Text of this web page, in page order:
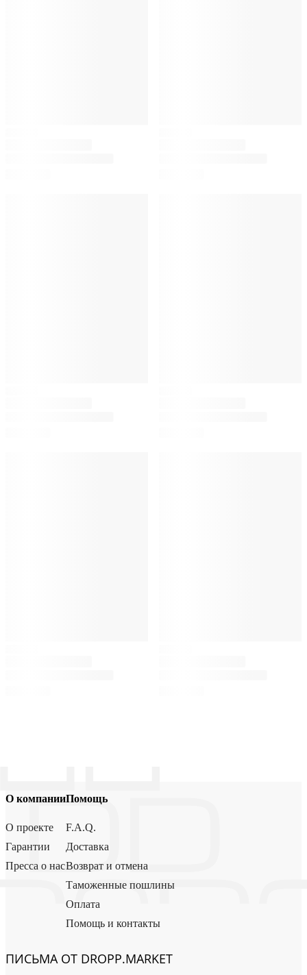
О компании
О проекте
Гарантии
Пресса о нас
Помощь
F.A.Q.
Доставка
Возврат и отмена
Таможенные пошлины
Оплата
Помощь и контакты
ПИСЬМА ОТ DROPP.MARKET